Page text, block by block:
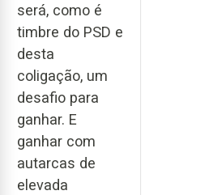
será, como é
timbre do PSD e
desta
coligação, um
desafio para
ganhar. E
ganhar com
autarcas de
elevada